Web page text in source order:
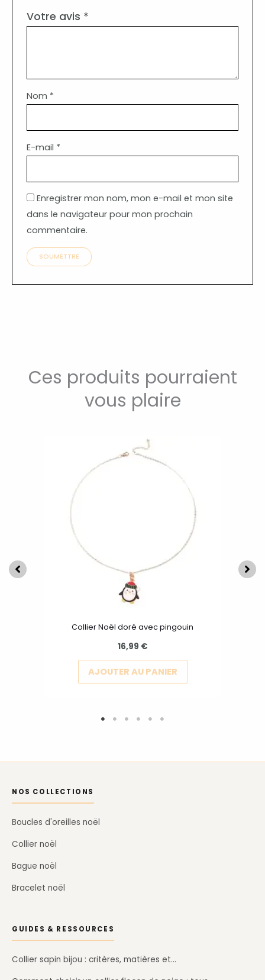
Votre avis *
Nom *
E-mail *
Enregistrer mon nom, mon e-mail et mon site
dans le navigateur pour mon prochain
commentaire.
Ces produits pourraient
vous plaire
Collier Noël doré avec pingouin
16,99 €
AJOUTER AU PANIER
plusieurs
variations.
Les
options
NOS COLLECTIONS
Boucles d'oreilles noël
Collier noël
Bague noël
Bracelet noël
GUIDES & RESSOURCES
Collier sapin bijou : critères, matières et…